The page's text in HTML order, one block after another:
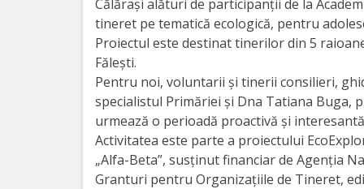
Regulamente
înfrățite
Strategii
Registrul
Călărași alături de participanții de la
tineret pe tematică ecologică, pentru
Proiectul este destinat tinerilor din 5
Fălești.
Pentru noi, voluntarii și tinerii consilieri,
specialistul Primăriei și Dna Tatiana Buga,
urmează o perioadă proactivă și
Activitatea este parte a proiectului
„Alfa-Beta”, susținut financiar de Agenția
Granturi pentru Organizațiile de Tineret,